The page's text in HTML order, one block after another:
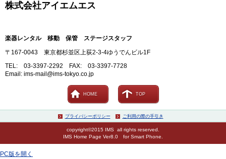
株式会社アイエムエス
楽器レンタル 移動 保管 ステージスタッフ
〒167-0043 東京都杉並区上荻2-3-4ゆうでんビル1F
TEL: 03-3397-2292 FAX: 03-3397-7728
Email: ims-mail@ims-tokyo.co.jp
HOME TOP
プライバシーポリシー ご利用の際の手引き
copyright©2015 IMS all rights reserved.
IMS Home Page Ver8.0 for Smart Phone.
PC版を開く